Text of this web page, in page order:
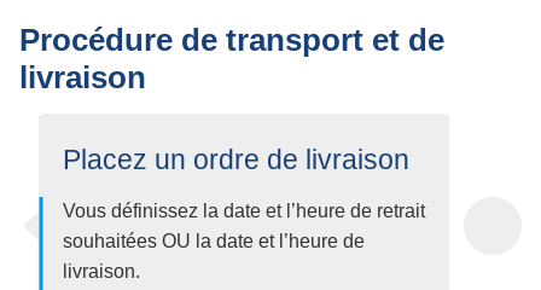
Procédure de transport et de
livraison
Placez un ordre de livraison
Vous définissez la date et l’heure de retrait
souhaitées OU la date et l’heure de
livraison.